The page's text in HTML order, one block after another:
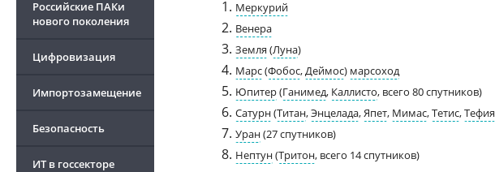
Российские ПАКи
нового поколения
Цифровизация
Импортозамещение
Безопасность
ИТ в госсекторе
Меркурий
Венера
Земля (Луна)
Марс(Фобос,Деймос) марсоход
Юпитер(Ганимед, Каллисто, всего 80 спутников)
Сатурн(Титан,Энцелада,Япет, Мимас,Тетис,Тефия
Уран(27 спутников)
Нептун(Тритон, всего 14 спутников)